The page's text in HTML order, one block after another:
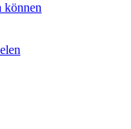
können